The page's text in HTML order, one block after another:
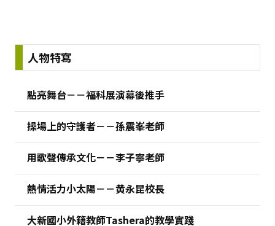
人物特寫
點亮舞台－－福科展演幕後推手
操場上的守護者－－孫震峯老師
用歌聲傳承文化－－李子寧老師
熱情活力小太陽－－黄永昆校長
大新國小外籍教師Tashera的教學實踐